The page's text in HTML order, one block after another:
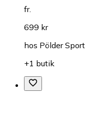
fr.
699 kr
hos Pölder Sport
+1 butik